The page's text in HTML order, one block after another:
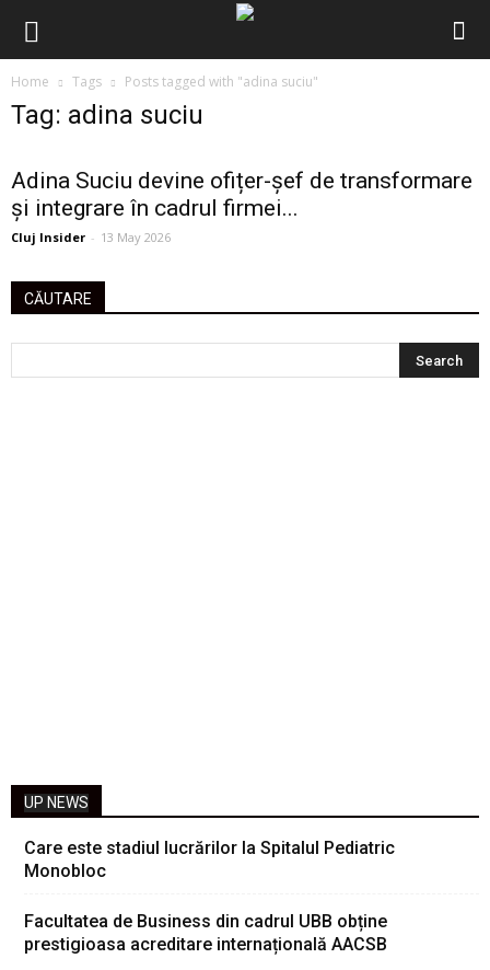
Home Tags Posts tagged with "adina suciu"
Tag: adina suciu
Adina Suciu devine ofițer-șef de transformare
și integrare în cadrul firmei...
Cluj Insider - 13 May 2026
CĂUTARE
UP NEWS
Care este stadiul lucrărilor la Spitalul Pediatric
Monobloc
Facultatea de Business din cadrul UBB obține
prestigioasa acreditare internațională AACSB